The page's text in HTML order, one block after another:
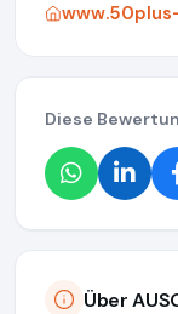
Diese
Über